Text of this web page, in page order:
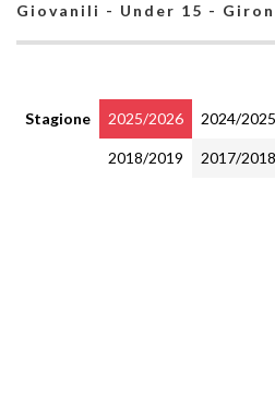
Giovanili - Under 15 -
Stagione 2025/2026 2024/2025
2018/2019 2017/2018